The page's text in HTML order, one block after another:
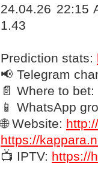
24.04.26 22:15
1.43
Prediction stats:
📢 Telegram
📄 Where to bet:
📱 WhatsApp
🌐 Website:
https://
📺 IPTV: https://